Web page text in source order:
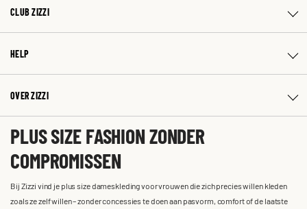
CLUB ZIZZI
HELP
OVER ZIZZI
PLUS SIZE FASHION ZONDER
COMPROMISSEN
Bij Zizzi vind je plus size dameskleding voor vrouwen die zich precies willen kleden
zoals ze zelf willen – zonder concessies te doen aan pasvorm, comfort of de laatste